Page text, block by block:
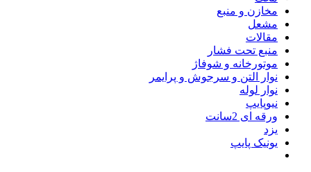
مخازن و منبع
مشعل
مقالات
منبع تحت فشار
موتورخانه و شوفاژ
نوار التن و سرجوش و پرایمر
نوار لوله
نیوپایپ
ورقه ای 2سانت
یزد
یونیک پایپ